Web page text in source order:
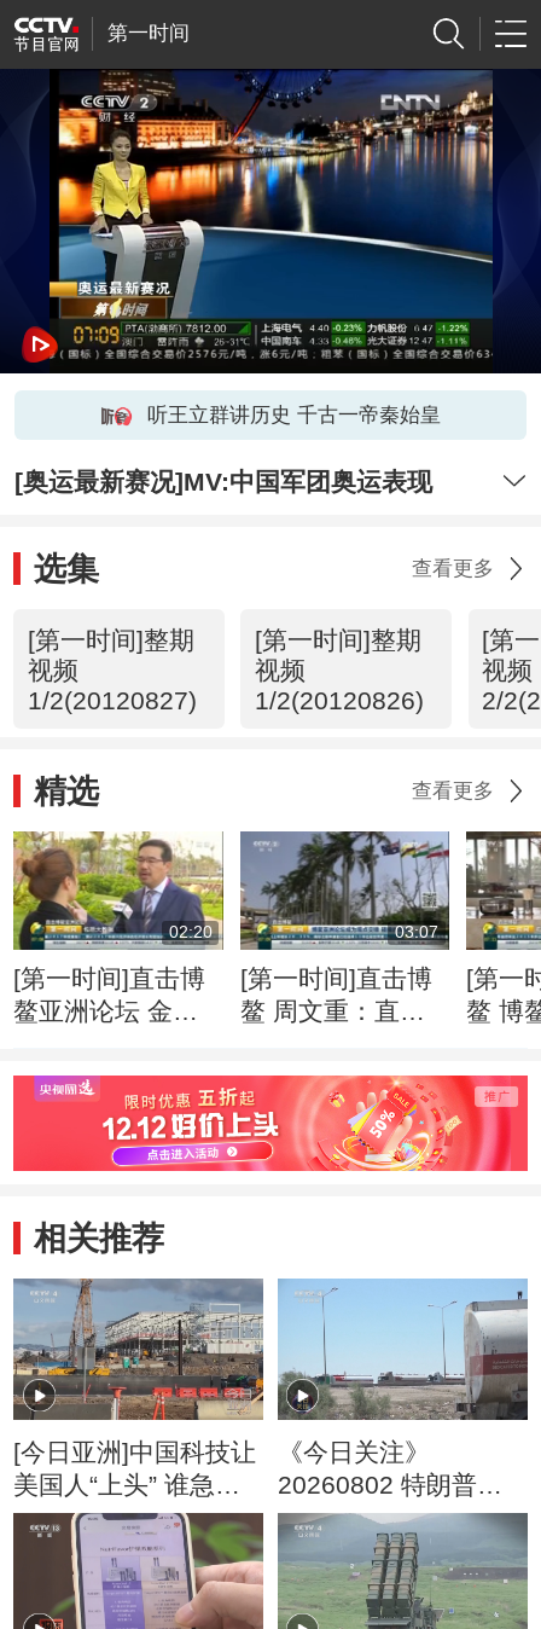
第一时间
听王立群讲历史 千古一帝秦始皇
[奥运最新赛况]MV:中国军团奥运表现
选集 查看更多
[第一时间]整期
视频
1/2(20120827)
[第一时间]整期
视频
1/2(20120826)
[第
视频
2/
精选 查看更多
02:20
[第一时间]直击博
鳌亚洲论坛 金融
管面临更多挑战
03:07
[第一时间]直击博
鳌 周文重：直面
洲应发出自己的声
音
[第一
鳌 博
就绪
相关推荐
[今日亚洲]中国科技让
美国人“上头” 谁急
了？
《今日关注》
20260802 特朗普叫
停“最大规模”打击 伊
朗称摧毁美军F-35战
机